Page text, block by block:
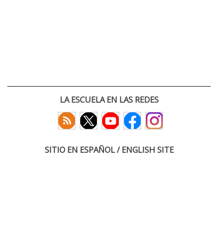
LA ESCUELA EN LAS REDES
SITIO EN ESPAÑOL / ENGLISH SITE